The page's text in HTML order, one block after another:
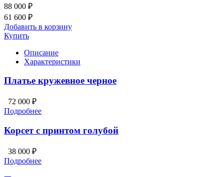
88 000 ₽
61 600 ₽
Добавить в корзину
Купить
Описание
Характеристики
Платье кружевное черное
72 000 ₽
Подробнее
Корсет с принтом голубой
38 000 ₽
Подробнее